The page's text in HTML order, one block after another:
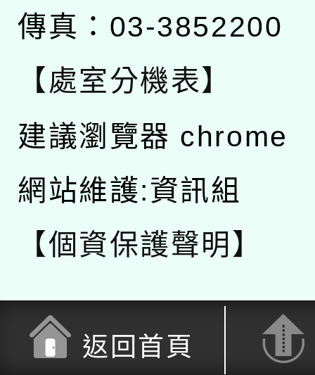
傳真：03-3852200
【處室分機表】
建議瀏覽器 chrome
網站維護:資訊組
【個資保護聲明】
返回首頁